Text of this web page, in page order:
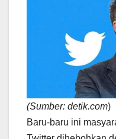
(Sumber: detik.com)
Baru-baru ini